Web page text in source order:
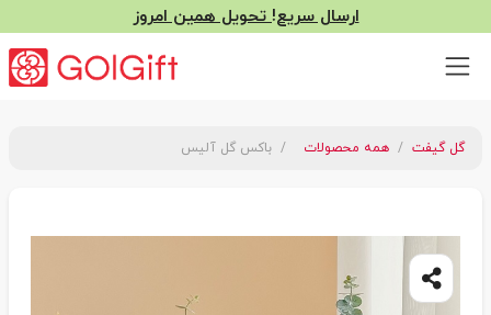
ارسال سریع! تحویل همین امروز
گل گیفت همه محصولات باکس گل آلیس